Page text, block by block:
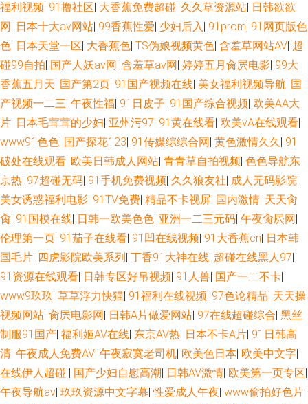
福利视频| 91撸社区| 大香蕉免费超碰| 久久草资源站| 日韩欲欲
网| 日本十大aⅴ网站| 99香蕉性爱| 少妇后入| 91prom| 91网页版色
色| 日本天堂一区| 大香蕉色| TS伪娘视频黄色| 含羞草网站AV| 超
碰99自拍| 国产人妖av网| 含羞草av网| 婷婷五月肏屄电影| 99大
香蕉五月天| 国产第2页| 91国产视频在线| 美女福利视频导航| 国
产视频一二三| 午夜性福| 91日皮子| 91国产综合视频| 欧美AA大
片| 日本毛茸茸的少妇| 亚州污97| 91黄在线看| 欧美ⅴA在线观看|
www91色色| 国产探花123| 91传媒综综合网| 黄色激情久久| 91
破处在线观看| 欧美日韩成人网站| 青青草自拍视频| 色色导航东
京热| 97超碰无码| 91手机免费视频| 久久狼友社| 成人无码影院|
美女诱惑福利电影| 91TV免费| 精品不卡视屏| 国内激情| 天天肏
肏| 91国模在线| 日韩一欧美色色| 亚洲一二三元码| 午夜肏屄网|
伦理第一页| 91茄子在线看| 91凹在线视频| 91大香蕉cn| 日本韩
国毛片| 四虎影院欧美系列| 丁香91大神在线| 超碰在线黑人97|
91资源在线观看| 日韩专区好吊视频| 91人兽| 国产一二不卡|
www9玖玖| 草草浮力快猫| 91福利在线视频| 97色论精品| 天天操
视频网站| 肏屄电影网| 日韩A片做爱网站| 97在线超碰综合| 黑丝
制服91国产| 福利姬AV在线| 东京AV热| 日本不卡A片| 91日韩高
清| 午夜成人免费AV| 午夜寂寞老司机| 欧美色日本| 欧美中文字|
在线伊人超碰 | 国产少妇自慰高潮| 日韩AV激情| 欧美第一页专区|
午夜导航av| 玖玖资源中文字幕|性爱成人午夜| www偷拍好色片|